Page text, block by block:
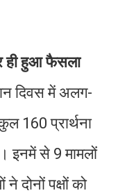
ही हुआ फैसला
दिवस में अलग-
160 प्रार्थना
इनमें से 9 मामलों
दोनों पक्षों को